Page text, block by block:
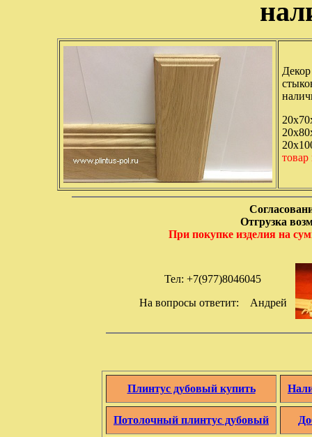
Отгрузка
При покупке изделия на
Тел: +7(977)8046045
На вопросы ответит: Андрей
Плинтус дубовый купить
Потолочный плинтус дубовый